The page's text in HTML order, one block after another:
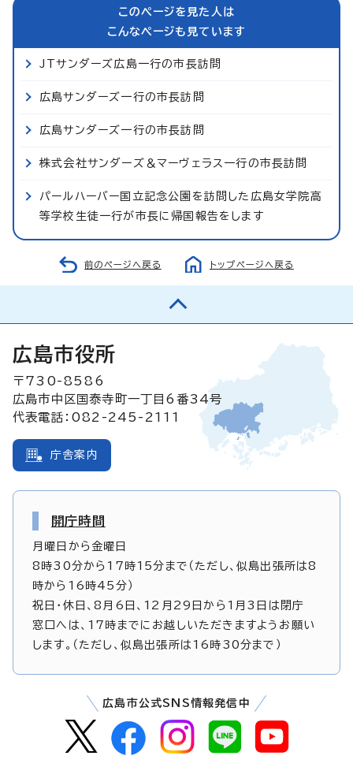
このページを見た人は
こんなページも見ています
JTサンダーズ広島一行の市長訪問
広島サンダーズ一行の市長訪問
広島サンダーズ一行の市長訪問
株式会社サンダーズ＆マーヴェラス一行の市長訪問
パールハーバー国立記念公園を訪問した広島女学院高
等学校生徒一行が市長に帰国報告をします
前のページへ戻る トップページへ戻る
広島市役所
〒730-8586
広島市中区国泰寺町一丁目6番34号
代表電話：082-245-2111
庁舎案内
開庁時間
月曜日から金曜日
8時30分から17時15分まで（ただし、似島出張所は8
時から16時45分）
祝日・休日、8月6日、12月29日から1月3日は閉庁
窓口へは、17時までにお越しいただきますようお願い
します。（ただし、似島出張所は16時30分まで）
広島市公式SNS情報発信中